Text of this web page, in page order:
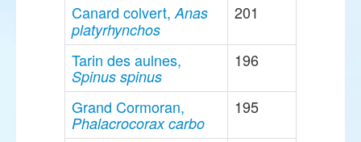
Canard colvert,Anas
platyrhynchos
201
Tarin des aulnes,
Spinus spinus
196
Grand Cormoran,
Phalacrocorax carbo
195